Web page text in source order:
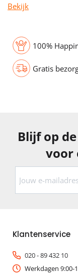
Bekijk
100%
Gratis
Blijf op
voor
Klantenservice
020 - 89 432 10
Werkdagen 9:00-